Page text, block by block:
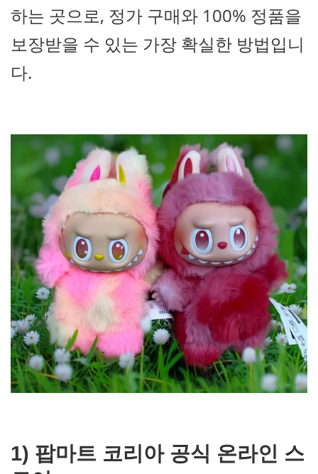
하는 곳으로, 정가 구매와 100% 정품을
보장받을 수 있는 가장 확실한 방법입니
다.
1) 팝마트 코리아 공식 온라인 스